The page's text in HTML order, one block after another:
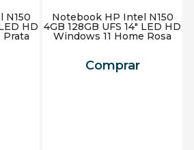
N150
HD
Prata
Notebook HP Intel N150
4GB 128GB UFS 14" LED HD
Windows 11 Home Rosa
Comprar